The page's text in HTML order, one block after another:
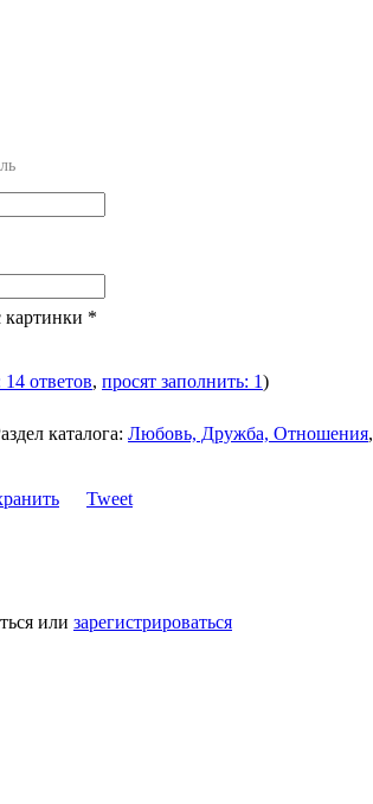
картинки *
ответов, просят заполнить: 1)
каталога: Любовь, Дружба, Отношения,
Tweet
или зарегистрироваться